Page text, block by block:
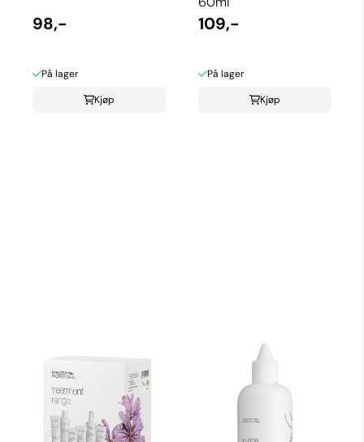
98,-
På lager
Kjøp
109,-
På lager
Kjøp